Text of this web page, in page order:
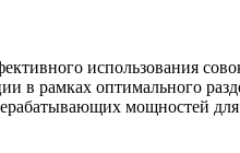
использования
в рамках оптимального
мощностей